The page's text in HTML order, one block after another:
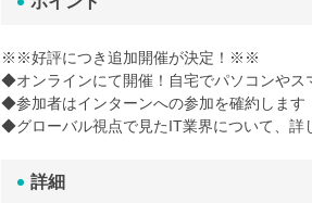
※※好評につき追加開催が決定！※※
◆オンラインにて開催！自宅でパソコンやス
◆参加者はインターンへの参加を確約しま
◆グローバル視点で見たIT業界について、詳
詳細